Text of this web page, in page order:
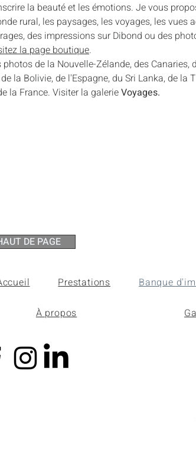
la beauté et les émotions. Je vous
rural, les paysages, les voyages, les vues
des impressions sur Dibond ou des
la page boutique.
de la Nouvelle-Zélande, des Canaries,
la Bolivie, de l'Espagne, du Sri Lanka, de la
la France. Visiter la galerieVoyages.
DE PAGE
Prestations Banque
À propos